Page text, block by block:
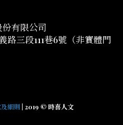
有限公司
路三段111巷6號（非實體門
細則 | 2019 © 時喜人文